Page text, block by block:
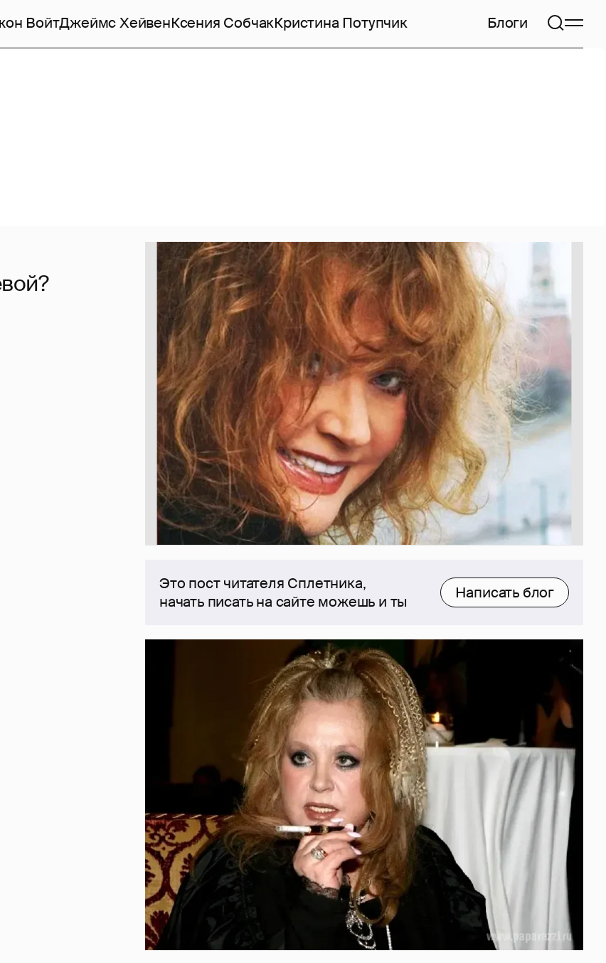
ВойтДжеймс ХейвенКсения СобчакКристина Потупчик Блоги
Это пост читателя Сплетника,
начать писать на сайте можешь и ты
Написать блог